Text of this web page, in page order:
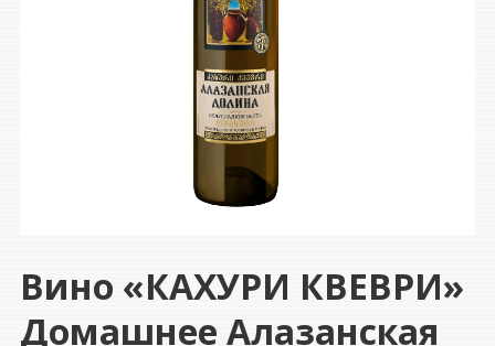
Вино «КАХУРИ КВЕВРИ»
Домашнее Алазанская